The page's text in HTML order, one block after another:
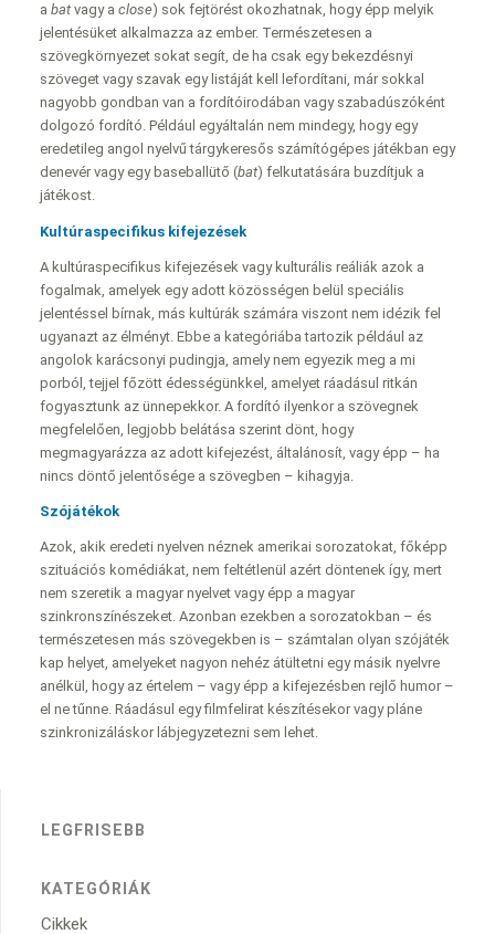
a batvagy a close) sok fejtörést okozhatnak, hogy épp melyik
jelentésüket alkalmazza az ember. Természetesen a
szövegkörnyezet sokat segít, de ha csak egy bekezdésnyi
szöveget vagy szavak egy listáját kell lefordítani, már sokkal
nagyobb gondban van a fordítóirodában vagy szabadúszóként
dolgozó fordító. Például egyáltalán nem mindegy, hogy egy
eredetileg angol nyelvű tárgykeresős számítógépes játékban egy
denevér vagy egy baseballütő (bat) felkutatására buzdítjuk a
játékost.
Kultúraspecifikus kifejezések
A kultúraspecifikus kifejezések vagy kulturális reáliák azok a
fogalmak, amelyek egy adott közösségen belül speciális
jelentéssel bírnak, más kultúrák számára viszont nem idézik fel
ugyanazt az élményt. Ebbe a kategóriába tartozik például az
angolok karácsonyi pudingja, amely nem egyezik meg a mi
porból, tejjel főzött édességünkkel, amelyet ráadásul ritkán
fogyasztunk az ünnepekkor. A fordító ilyenkor a szövegnek
megfelelően, legjobb belátása szerint dönt, hogy
megmagyarázza az adott kifejezést, általánosít, vagy épp – ha
nincs döntő jelentősége a szövegben – kihagyja.
Szójátékok
Azok, akik eredeti nyelven néznek amerikai sorozatokat, főképp
szituációs komédiákat, nem feltétlenül azért döntenek így, mert
nem szeretik a magyar nyelvet vagy épp a magyar
szinkronszínészeket. Azonban ezekben a sorozatokban – és
természetesen más szövegekben is – számtalan olyan szójáték
kap helyet, amelyeket nagyon nehéz átültetni egy másik nyelvre
anélkül, hogy az értelem – vagy épp a kifejezésben rejlő humor –
el ne tűnne. Ráadásul egy filmfelirat készítésekor vagy pláne
szinkronizáláskor lábjegyzetezni sem lehet.
LEGFRISEBB
KATEGÓRIÁK
Cikkek